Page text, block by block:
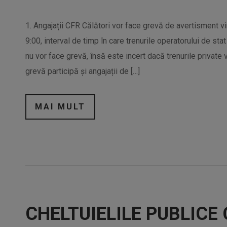
1. Angajații CFR Călători vor face grevă de avertisment
9:00, interval de timp în care trenurile operatorului de
nu vor face grevă, însă este incert dacă trenurile private
grevă participă și angajații de […]
MAI MULT
CHELTUIELILE